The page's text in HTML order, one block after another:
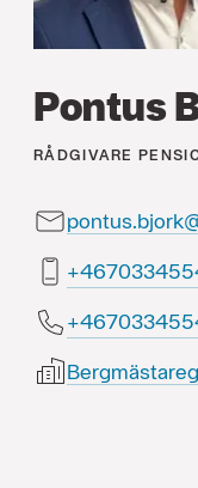
Pontus
RÅDGIVARE